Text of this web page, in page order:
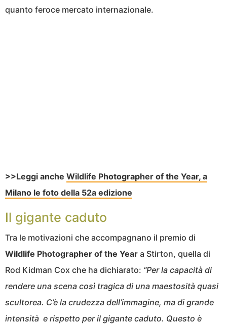
quanto feroce mercato internazionale.
>>Leggi anche Wildlife Photographer of the Year, a
Milano le foto della 52a edizione
Il gigante caduto
Tra le motivazioni che accompagnano il premio di
Wildlife Photographer of the Year a Stirton, quella di
Rod Kidman Cox che ha dichiarato: “Per la capacità di
rendere una scena così tragica di una maestosità quasi
scultorea. C’è la crudezza dell’immagine, ma di grande
intensità e rispetto per il gigante caduto. Questo è